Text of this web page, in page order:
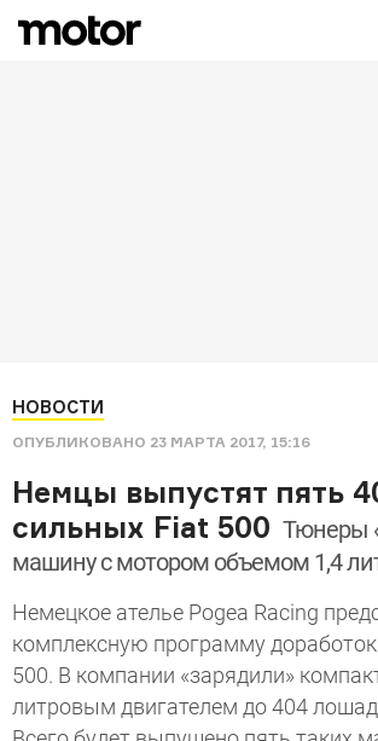
НОВОСТИ
ОПУБЛИКОВАНО 23 МАРТА 2017, 15:16
Немцы выпустят пять
сильных Fiat 500 Тюнеры
машину с мотором объемом 1,4
Немецкое ателье Pogea Racing
комплексную программу доработок
500. В компании «зарядили»
литровым двигателем до 404